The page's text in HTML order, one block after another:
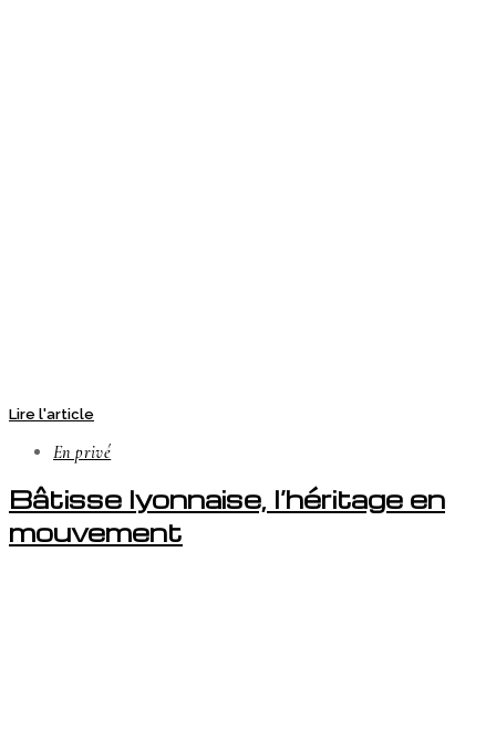
Lire l'article
En privé
Bâtisse lyonnaise, l’héritage en
mouvement